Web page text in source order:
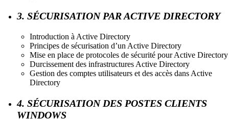
3. SÉCURISATION PAR ACTIVE DIRECTORY
Introduction à Active Directory
Principes de sécurisation d’un Active Directory
Mise en place de protocoles de sécurité pour Active Directory
Durcissement des infrastructures Active Directory
Gestion des comptes utilisateurs et des accès dans Active
Directory
4. SÉCURISATION DES POSTES CLIENTS
WINDOWS